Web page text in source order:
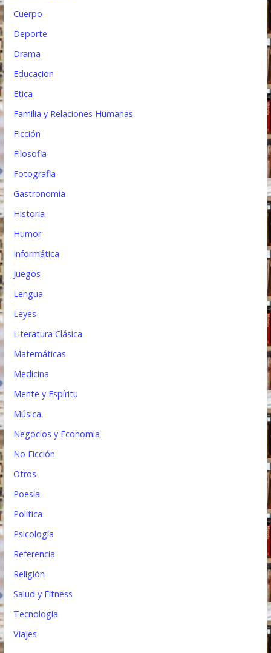
Cuerpo
Deporte
Drama
Educacion
Etica
Familia y Relaciones Humanas
Ficción
Filosofia
Fotografia
Gastronomia
Historia
Humor
Informática
Juegos
Lengua
Leyes
Literatura Clásica
Matemáticas
Medicina
Mente y Espíritu
Música
Negocios y Economia
No Ficción
Otros
Poesía
Política
Psicología
Referencia
Religión
Salud y Fitness
Tecnología
Viajes